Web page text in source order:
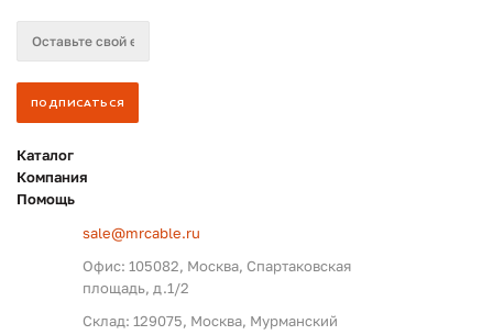
Каталог
Компания
Помощь
sale@mrcable.ru
Офис: 105082, Москва, Спартаковская
площадь, д.1/2
Склад: 129075, Москва, Мурманский